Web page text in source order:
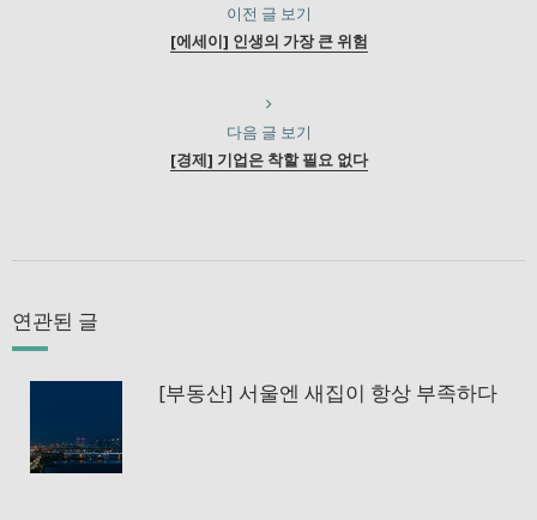
이전 글 보기
[에세이] 인생의 가장 큰 위험
다음 글 보기
[경제] 기업은 착할 필요 없다
연관된 글
[부동산] 서울엔 새집이 항상 부족하다